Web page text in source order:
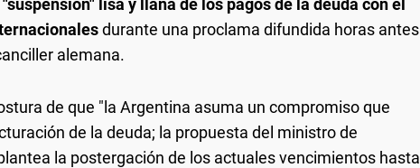
"suspensión" lisa y llana de los pagos de la deuda con el
durante una proclama difundida horas antes
alemana.
de que "la Argentina asuma un compromiso que
de la deuda; la propuesta del ministro de
la postergación de los actuales vencimientos hasta